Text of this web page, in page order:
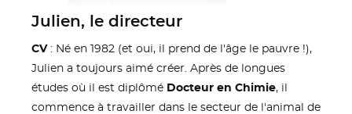
Julien, le directeur
CV : Né en 1982 (et oui, il prend de l'âge le pauvre !),
Julien a toujours aimé créer. Après de longues
études où il est diplômé Docteur en Chimie, il
commence à travailler dans le secteur de l'animal de